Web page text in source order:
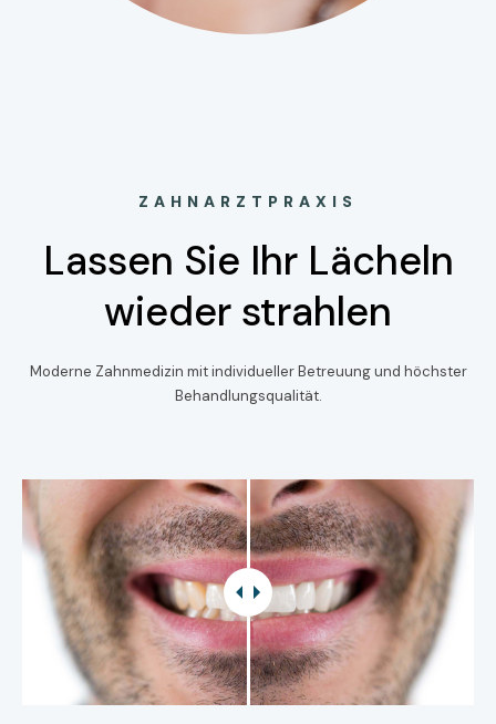
ZAHNARZTPRAXIS
Lassen Sie Ihr Lächeln
wieder strahlen
Moderne Zahnmedizin mit individueller Betreuung und höchster
Behandlungsqualität.